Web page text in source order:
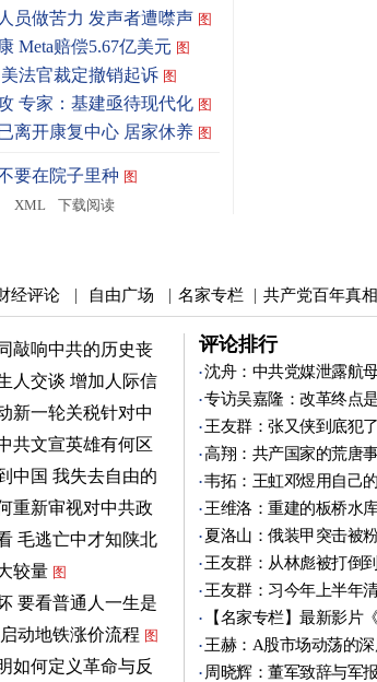
员做苦力 发声者遭噤声 图
Meta赔偿5.67亿美元 图
法官裁定撤销起诉 图
专家：基建亟待现代化 图
离开康复中心 居家休养 图
要在院子里种 图
XML 下载阅读
经评论 | 自由广场 | 名家专栏 | 共产党百年真相
敲响中共的历史丧
人交谈 增加人际信
新一轮关税针对中
共文宣英雄有何区
中国 我失去自由的
重新审视对中共政
毛逃亡中才知陕北
较量 图
要看普通人一生是
动地铁涨价流程 图
如何定义革命与反
评论排行
沈舟：中共党媒泄露航
专访吴嘉隆：改革终点
王友群：张又侠到底犯
高翔：共产国家的荒唐事
韦拓：王虹邓煜用自己
王维洛：重建的板桥水
夏洛山：俄装甲突击被
王友群：从林彪被打倒
王友群：习今年上半年
【名家专栏】最新影片
王赫：A股市场动荡的
周晓辉：董军致辞与军